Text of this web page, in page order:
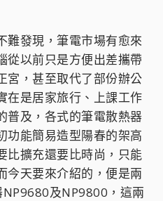
難發現，筆電市場有愈來
從以前只是方便出差攜帶
宮，甚至取代了部份辦公
在是居家旅行、上課工作
普及，各式的筆電散熱器
功能簡易造型陽春的架高
比擴充還要比時尚，只能
今天要來介紹的，便是兩
及NP9800，這兩